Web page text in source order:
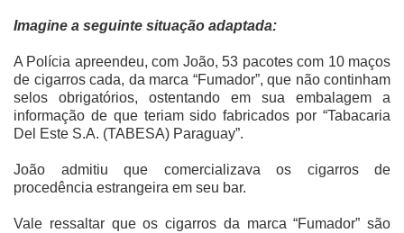
Imagine a seguinte situação adaptada:
A Polícia apreendeu, com João, 53 pacotes com 10 maços
de cigarros cada, da marca “Fumador”, que não continham
selos obrigatórios, ostentando em sua embalagem a
informação de que teriam sido fabricados por “Tabacaria
Del Este S.A. (TABESA) Paraguay”.
João admitiu que comercializava os cigarros de
procedência estrangeira em seu bar.
Vale ressaltar que os cigarros da marca “Fumador” são